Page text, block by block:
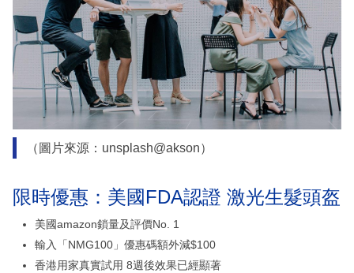
（圖片來源：unsplash@akson）
限時優惠：美國FDA認證 激光生髮頭盔
美國amazon鎖量及評價No. 1
輸入「NMG100」優惠碼額外減$100
香港用家真實試用 8週後效果已經顯著